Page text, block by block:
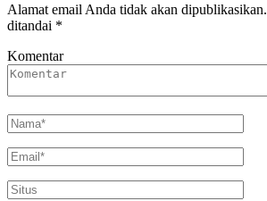
Alamat email Anda tidak akan dipublikasikan.
ditandai *
Komentar